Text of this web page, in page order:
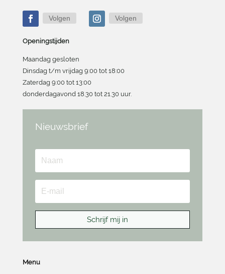
Volgen Volgen
Openingstijden
Maandag gesloten
Dinsdag t/m vrijdag 9:00 tot 18:00
Zaterdag 9:00 tot 13:00
donderdagavond 18.30 tot 21.30 uur.
Nieuwsbrief
Schrijf mij in
Menu